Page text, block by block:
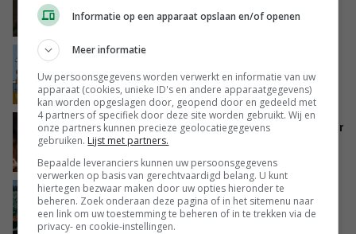
GISTEREN, 16:01
Internationale vraag naar geitenzuivel blijft
groot: Nederland in Europese top
GISTEREN, 15:33
Vlaamse varkensstapel krimpt, pluimveesector
groeit door schaalvergroting
GISTEREN, 15:20
‘Cijfer jezelf niet weg en doe vooral ook waar
je gelukkig van wordt’
GISTEREN, 13:31
Informatie op een apparaat opslaan en/of openen
Meer informatie
Uw persoonsgegevens worden verwerkt en informatie van uw
apparaat (cookies, unieke ID's en andere apparaatgegevens)
kan worden opgeslagen door, geopend door en gedeeld met
4 partners of specifiek door deze site worden gebruikt. Wij en
onze partners kunnen precieze geolocatiegegevens
gebruiken. Lijst met partners.
Bepaalde leveranciers kunnen uw persoonsgegevens
verwerken op basis van gerechtvaardigd belang. U kunt
hiertegen bezwaar maken door uw opties hieronder te
beheren. Zoek onderaan deze pagina of in het sitemenu naar
een link om uw toestemming te beheren of in te trekken via de
privacy- en cookie-instellingen.